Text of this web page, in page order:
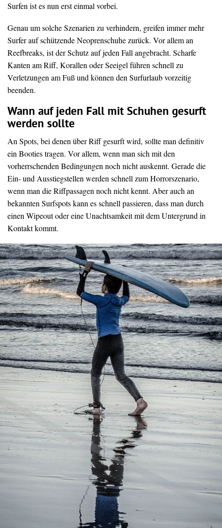
Surfen ist es nun erst einmal vorbei.
Genau um solche Szenarien zu verhindern, greifen immer mehr
Surfer auf schützende Neoprenschuhe zurück. Vor allem an
Reefbreaks, ist der Schutz auf jeden Fall angebracht. Scharfe
Kanten am Riff, Korallen oder Seeigel führen schnell zu
Verletzungen am Fuß und können den Surfurlaub vorzeitig
beenden.
Wann auf jeden Fall mit Schuhen gesurft
werden sollte
An Spots, bei denen über Riff gesurft wird, sollte man definitiv
ein Booties tragen. Vor allem, wenn man sich mit den
vorherrschenden Bedingungen noch nicht auskennt. Gerade die
Ein- und Ausstiegstellen werden schnell zum Horrorszenario,
wenn man die Riffpassagen noch nicht kennt. Aber auch an
bekannten Surfspots kann es schnell passieren, dass man durch
einen Wipeout oder eine Unachtsamkeit mit dem Untergrund in
Kontakt kommt.